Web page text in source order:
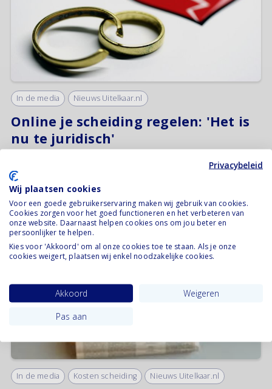
In de media Nieuws Uitelkaar.nl
Online je scheiding regelen: 'Het is
nu te juridisch'
Lees verder
In de media Kosten scheiding Nieuws Uitelkaar.nl
Privacybeleid
Wij plaatsen cookies
Voor een goede gebruikerservaring maken wij gebruik van cookies.
Cookies zorgen voor het goed functioneren en het verbeteren van
onze website. Daarnaast helpen cookies ons om jou beter en
persoonlijker te helpen.
Kies voor 'Akkoord' om al onze cookies toe te staan. Als je onze
cookies weigert, plaatsen wij enkel noodzakelijke cookies.
Akkoord
Weigeren
Pas aan